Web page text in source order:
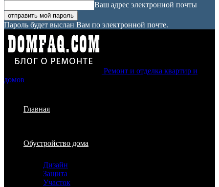
Ваш адрес электронной почты
Пароль будет выслан Вам по электронной почте.
Ремонт и отделка квартир и
домов
Главная
Обустройство дома
Дизайн
Защита
Участок